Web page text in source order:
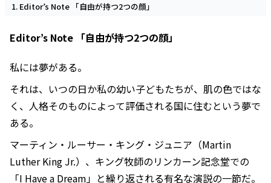
Editor’s Note 「自由が持つ2つの顔」
Editor’s Note 「自由が持つ2つの顔」
私には夢がある。
それは、いつの日か私の幼い子どもたちが、肌の色ではな
く、人格そのものによって評価される国に住むという夢で
ある。
マーティン・ルーサー・キング・ジュニア（Martin
Luther King Jr.）、キング牧師のリンカーン記念堂での
「I Have a Dream」と繰り返される有名な演説の一節だ。